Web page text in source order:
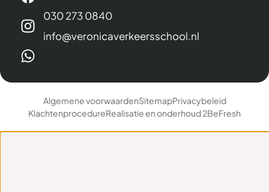
030 273 0840
info@veronicaverkeersschool.nl
Algemene voorwaardenSitemapPrivacybeleid
KlachtenprocedureRealisatie en onderhoud 2BeFresh